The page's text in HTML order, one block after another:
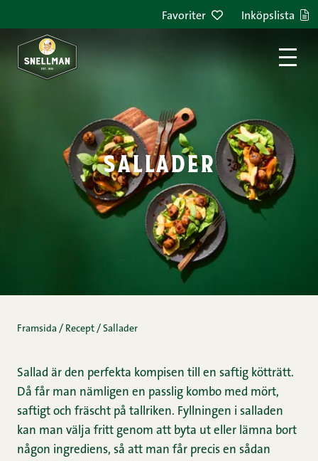
Favoriter Inköpslista
sallader
Framsida / Recept / Sallader
Sallad är den perfekta kompisen till en saftig kötträtt.
Då får man nämligen en passlig kombo med mört,
saftigt och fräscht på tallriken. Fyllningen i salladen
kan man välja fritt genom att byta ut eller lämna bort
någon ingrediens, så att man får precis en sådan